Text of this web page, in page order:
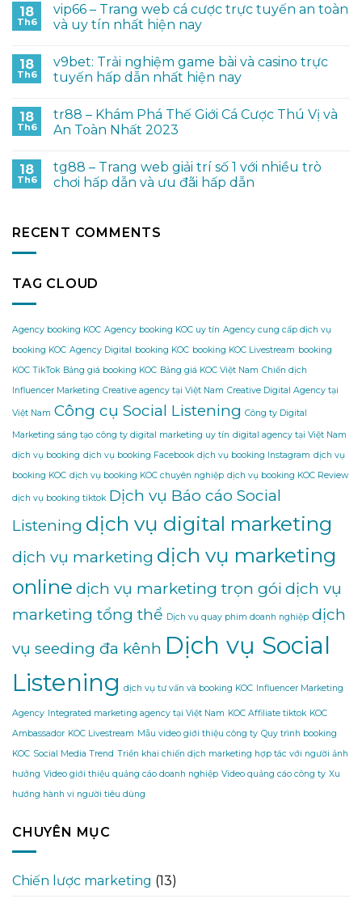
18
Th6
vip66 – Trang web cá cược trực tuyến an toàn
và uy tín nhất hiện nay
18
Th6
v9bet: Trải nghiệm game bài và casino trực
tuyến hấp dẫn nhất hiện nay
18
Th6
tr88 – Khám Phá Thế Giới Cá Cược Thú Vị và
An Toàn Nhất 2023
18
Th6
tg88 – Trang web giải trí số 1 với nhiều trò
chơi hấp dẫn và ưu đãi hấp dẫn
RECENT COMMENTS
TAG CLOUD
Agency booking KOC Agency booking KOC uy tín Agency cung cấp dịch vụ
booking KOC Agency Digital booking KOC booking KOC Livestream booking
KOC TikTok Bảng giá booking KOC Bảng giá KOC Việt Nam Chiến dịch
Influencer Marketing Creative agency tại Việt Nam Creative Digital Agency tại
Việt Nam Công cụ Social Listening Công ty Digital
Marketing sáng tạo công ty digital marketing uy tín digital agency tại Việt Nam
dịch vụ booking dịch vụ booking Facebook dịch vụ booking Instagram dịch vụ
booking KOC dịch vụ booking KOC chuyên nghiệp dịch vụ booking KOC Review
dịch vụ booking tiktok Dịch vụ Báo cáo Social
Listening dịch vụ digital marketing
dịch vụ marketing dịch vụ marketing
online dịch vụ marketing trọn gói dịch vụ
marketing tổng thể Dịch vụ quay phim doanh nghiệp dịch
vụ seeding đa kênh Dịch vụ Social
Listening dịch vụ tư vấn và booking KOC Influencer Marketing
Agency Integrated marketing agency tại Việt Nam KOC Affiliate tiktok KOC
Ambassador KOC Livestream Mẫu video giới thiệu công ty Quy trình booking
KOC Social Media Trend Triển khai chiến dịch marketing hợp tác với người ảnh
hưởng Video giới thiệu quảng cáo doanh nghiệp Video quảng cáo công ty Xu
hướng hành vi người tiêu dùng
CHUYÊN MỤC
Chiến lược marketing (13)